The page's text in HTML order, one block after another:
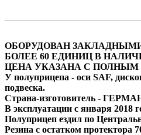
ОБОРУДОВАН
БОЛЕЕ 60 ЕДИНИЦ В
ЦЕНА УКАЗАНА С ПОЛНЫМ
У полуприцепа - оси SAF,
подвеска.
Страна-изготовитель -
В эксплуатации с января 2018
Полуприцеп ездил по
Резина с остатком протектора